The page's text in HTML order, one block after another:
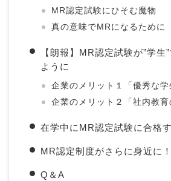
MR認定試験にひそむ魔物
真の意味でMRになるために
【朗報】MR認定試験が”学生
ように
企業のメリット１「優秀な学
企業のメリット２「社内教育
在学中にMR認定試験に合格
MR認定制度がさらに身近に
Q＆A